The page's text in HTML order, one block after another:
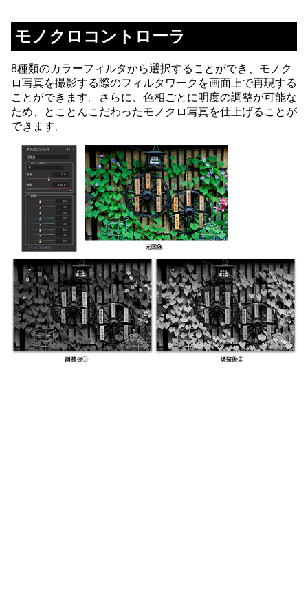
モノクロコントローラ
8種類のカラーフィルタから選択することができ、モノク
ロ写真を撮影する際のフィルタワークを画面上で再現する
ことができます。さらに、色相ごとに明度の調整が可能な
ため、とことんこだわったモノクロ写真を仕上げることが
できます。